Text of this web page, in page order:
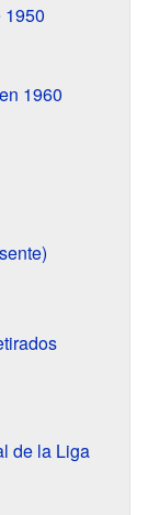
1950
1960
de la Liga